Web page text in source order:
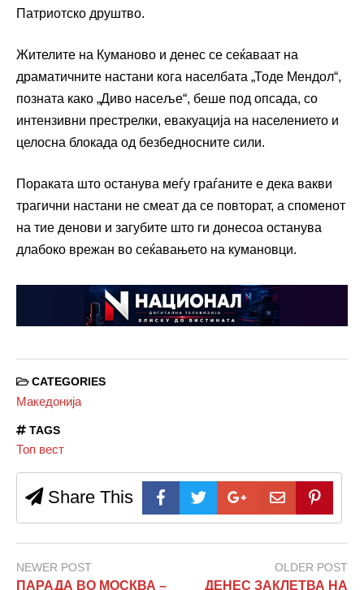
Патриотско друштво.
Жителите на Куманово и денес се сеќаваат на
драматичните настани кога населбата „Тоде Мендол“,
позната како „Диво насеље“, беше под опсада, со
интензивни престрелки, евакуација на населението и
целосна блокада од безбедносните сили.
Пораката што останува меѓу граѓаните е дека вакви
трагични настани не смеат да се повторат, а споменот
на тие денови и загубите што ги донесоа останува
длабоко врежан во сеќавањето на кумановци.
CATEGORIES
Македонија
TAGS
Топ вест
Share This
NEWER POST
ПАРАДА ВО МОСКВА –
OLDER POST
ДЕНЕС ЗАКЛЕТВА НА